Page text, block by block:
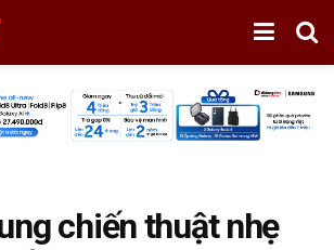
chiến thuật nhẹ